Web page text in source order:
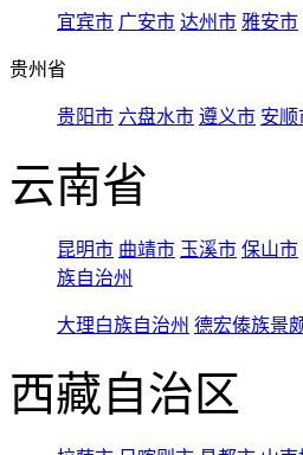
宜宾市 广安市 达州市 雅安市
贵州省
贵阳市 六盘水市 遵义市 安顺
云南省
昆明市 曲靖市 玉溪市 保山市
族自治州
大理白族自治州 德宏傣族景
西藏自治区